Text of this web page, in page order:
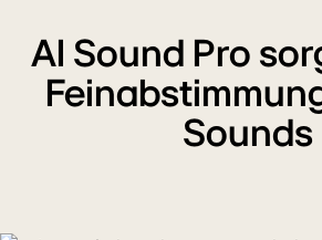
AI Sound Pro
Sounds